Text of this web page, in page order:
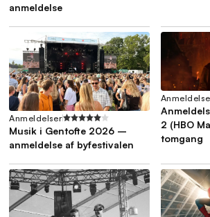
anmeldelse
Anmeldelser
Musik i Gentofte 2026 –
anmeldelse af byfestivalen
2 (HBO
tomgang